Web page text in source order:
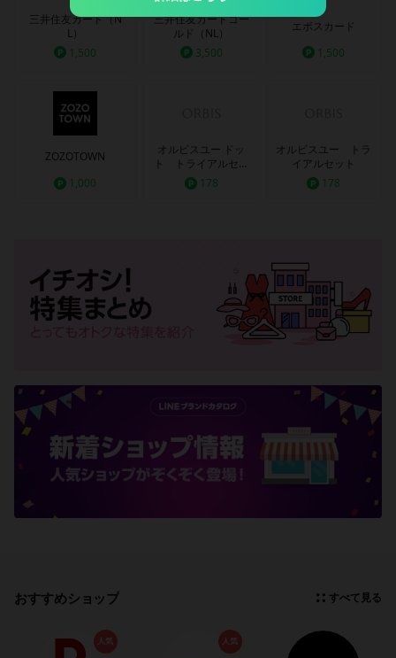
三井住友カード（N
L）
1,500
三井住友カードゴー
ルド（NL）
3,500
エポスカード
1,500
ZOZOTOWN
1,000
オルビスユー ドッ
ト トライアルセッ
ト178
オルビスユー トラ
イアルセット
178
おすすめショップ すべて見る
人気 人気